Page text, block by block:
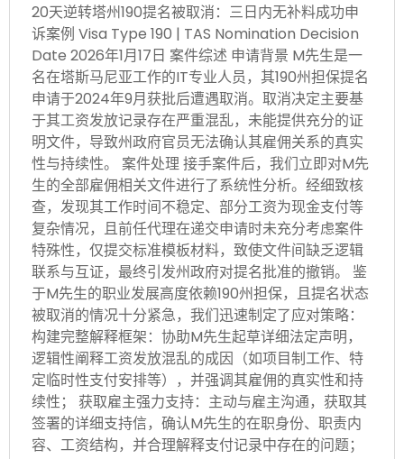
20天逆转塔州190提名被取消：三日内无补料成功申
诉案例 Visa Type 190 | TAS Nomination Decision
Date 2026年1月17日 案件综述 申请背景 M先生是一
名在塔斯马尼亚工作的IT专业人员，其190州担保提名
申请于2024年9月获批后遭遇取消。取消决定主要基
于其工资发放记录存在严重混乱，未能提供充分的证
明文件，导致州政府官员无法确认其雇佣关系的真实
性与持续性。 案件处理 接手案件后，我们立即对M先
生的全部雇佣相关文件进行了系统性分析。经细致核
查，发现其工作时间不稳定、部分工资为现金支付等
复杂情况，且前任代理在递交申请时未充分考虑案件
特殊性，仅提交标准模板材料，致使文件间缺乏逻辑
联系与互证，最终引发州政府对提名批准的撤销。 鉴
于M先生的职业发展高度依赖190州担保，且提名状态
被取消的情况十分紧急，我们迅速制定了应对策略：
构建完整解释框架：协助M先生起草详细法定声明，
逻辑性阐释工资发放混乱的成因（如项目制工作、特
定临时性支付安排等），并强调其雇佣的真实性和持
续性； 获取雇主强力支持：主动与雇主沟通，获取其
签署的详细支持信，确认M先生的在职身份、职责内
容、工资结构，并合理解释支付记录中存在的问题；